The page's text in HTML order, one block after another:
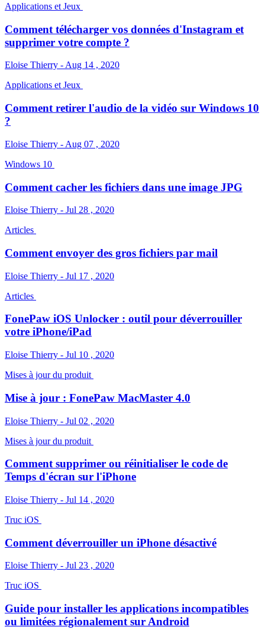
Applications et Jeux
Comment télécharger vos données d'Instagram et
supprimer votre compte ?
Eloise Thierry - Aug 14 , 2020
Applications et Jeux
Comment retirer l'audio de la vidéo sur Windows 10
?
Eloise Thierry - Aug 07 , 2020
Windows 10
Comment cacher les fichiers dans une image JPG
Eloise Thierry - Jul 28 , 2020
Articles
Comment envoyer des gros fichiers par mail
Eloise Thierry - Jul 17 , 2020
Articles
FonePaw iOS Unlocker : outil pour déverrouiller
votre iPhone/iPad
Eloise Thierry - Jul 10 , 2020
Mises à jour du produit
Mise à jour : FonePaw MacMaster 4.0
Eloise Thierry - Jul 02 , 2020
Mises à jour du produit
Comment supprimer ou réinitialiser le code de
Temps d'écran sur l'iPhone
Eloise Thierry - Jul 14 , 2020
Truc iOS
Comment déverrouiller un iPhone désactivé
Eloise Thierry - Jul 23 , 2020
Truc iOS
Guide pour installer les applications incompatibles
ou limitées régionalement sur Android